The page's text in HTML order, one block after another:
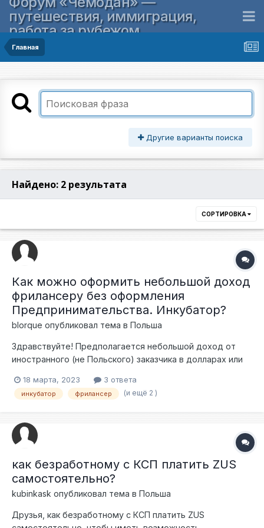
путешествия, иммиграция,
работа за рубежом
Главная
Другие варианты поиска
Найдено: 2 результата
СОРТИРОВКА
Как можно оформить небольшой доход
фрилансеру без оформления
Предпринимательства. Инкубатор?
blorque опубликовал тема в Польша
Здравствуйте! Предполагается небольшой доход от
иностранного (не Польского) заказчика в долларах или
естественно, не может предложить умову о праце, или
подобный контракт. Подскажите, пожалуйста способы,
как можно правильно оформить этот доход, но без
оформления предпринимательства или спулки? Очень
желательно, чтобы такой вариант оформления
дохода. Какие могут быть варианты? Кто что знает про
инкубаторы? Есть ли фирмы, которые могут оформить
мне, например, умову о правце, а деньги принчть на
свой расчетный счет? Естественно, налоги я беру на
себя! Спасибо! Очень буду ждать совета или
18 марта, 2023 3 ответа
инкубатор фрилансер (и ещё 2 )
как безработному с КСП платить ZUS
самостоятельно?
kubinkask опубликовал тема в Польша
Друзья, как безработному с КСП платить ZUS